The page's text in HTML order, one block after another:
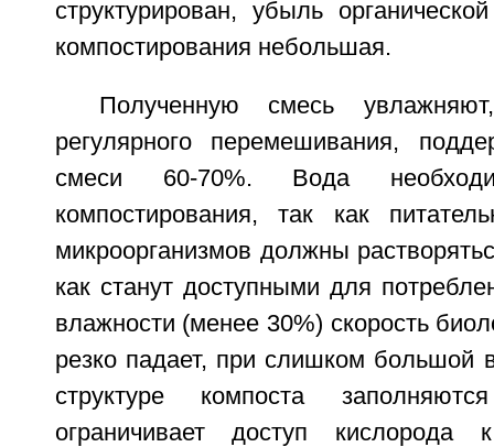
структурирован, убыль
компостирования небольшая.
Полученную смесь
регулярного перемешивания,
смеси 60-70%. Вода
компостирования, так как
микроорганизмов должны
как станут доступными для
влажности (менее 30%) скорость
резко падает, при слишком большой
структуре компоста
ограничивает доступ кислорода